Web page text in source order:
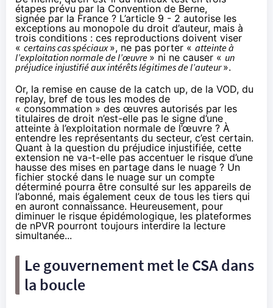
étapes prévu par la Convention de Berne,
signée par la France ? L’article 9 - 2 autorise les
exceptions au monopole du droit d’auteur, mais à
trois conditions : ces reproductions doivent viser
« certains cas spéciaux», ne pas porter « atteinte à
l’exploitation normale de l’œuvre » ni ne causer « un
préjudice injustifié aux intérêts légitimes de l’auteur».
Or, la remise en cause de la catch up, de la VOD, du
replay, bref de tous les modes de
« consommation » des œuvres autorisés par les
titulaires de droit n’est-elle pas le signe d’une
atteinte à l’exploitation normale de l’œuvre ? À
entendre les représentants du secteur, c’est certain.
Quant à la question du préjudice injustifiée, cette
extension ne va-t-elle pas accentuer le risque d’une
hausse des mises en partage dans le nuage ? Un
fichier stocké dans le nuage sur un compte
déterminé pourra être consulté sur les appareils de
l’abonné, mais également ceux de tous les tiers qui
en auront connaissance. Heureusement, pour
diminuer le risque épidémologique, les plateformes
de nPVR pourront toujours interdire la lecture
simultanée...
Le gouvernement met le CSA dans
la boucle